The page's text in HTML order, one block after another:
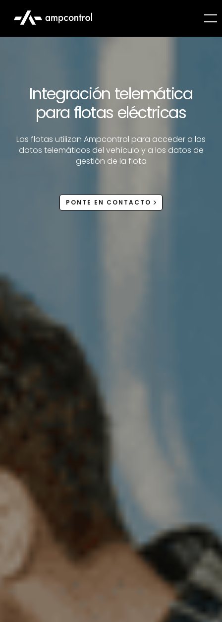
Integración telemática
para flotas eléctricas
Las flotas utilizan Ampcontrol para acceder a los
datos telemáticos del vehículo y a los datos de
gestión de la flota
PONTE EN CONTACTO